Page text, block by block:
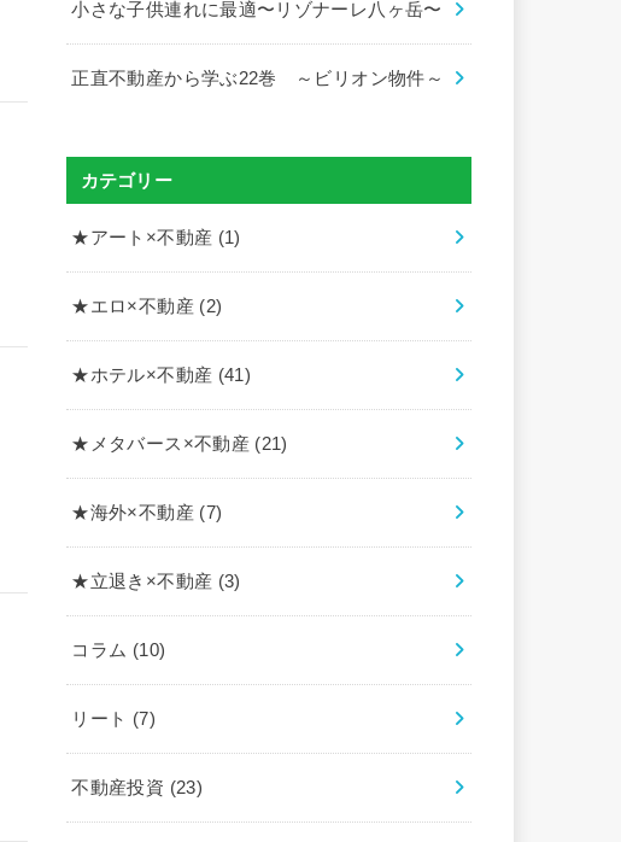
小さな子供連れに最適〜リゾナーレ八ヶ岳〜
正直不動産から学ぶ22巻 ～ビリオン物件～
カテゴリー
★アート×不動産 (1)
★エロ×不動産 (2)
★ホテル×不動産 (41)
★メタバース×不動産 (21)
★海外×不動産 (7)
★立退き×不動産 (3)
コラム (10)
リート (7)
不動産投資 (23)